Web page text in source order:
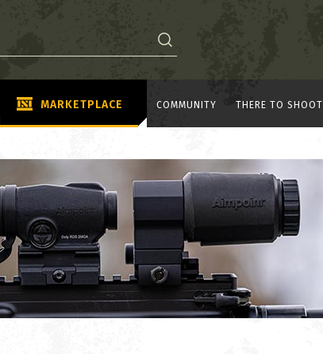
MARKETPLACE COMMUNITY THERE TO SHOOT